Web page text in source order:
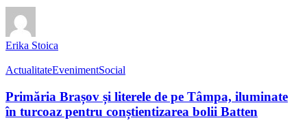
Erika Stoica
ActualitateEvenimentSocial
Primăria Brașov și literele de pe Tâmpa, iluminate
în turcoaz pentru conștientizarea bolii Batten